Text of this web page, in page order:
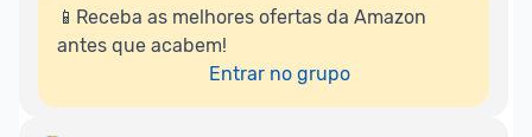
📱Receba as melhores ofertas da Amazon
antes que acabem!
Entrar no grupo